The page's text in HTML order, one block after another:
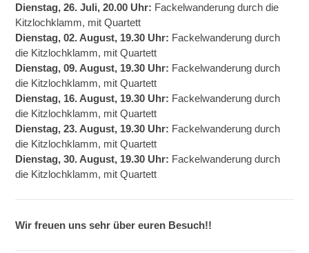
Dienstag, 26. Juli, 20.00 Uhr: Fackelwanderung durch die
Kitzlochklamm, mit Quartett
Dienstag, 02. August, 19.30 Uhr: Fackelwanderung durch
die Kitzlochklamm, mit Quartett
Dienstag, 09. August, 19.30 Uhr: Fackelwanderung durch
die Kitzlochklamm, mit Quartett
Dienstag, 16. August, 19.30 Uhr: Fackelwanderung durch
die Kitzlochklamm, mit Quartett
Dienstag, 23. August, 19.30 Uhr: Fackelwanderung durch
die Kitzlochklamm, mit Quartett
Dienstag, 30. August, 19.30 Uhr: Fackelwanderung durch
die Kitzlochklamm, mit Quartett
Wir freuen uns sehr über euren Besuch!!